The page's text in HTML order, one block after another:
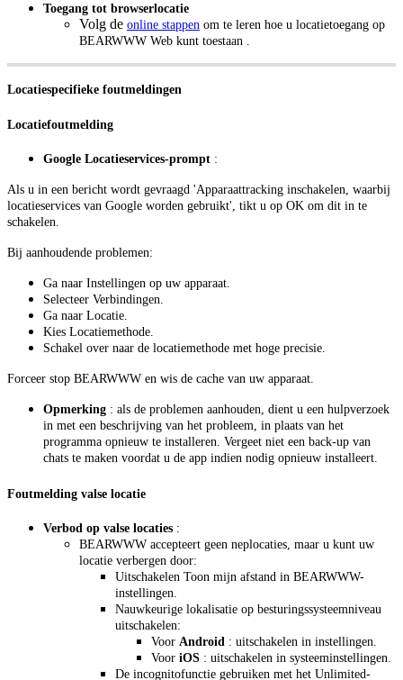
Toegang tot browserlocatie
Volg de online stappen om te leren hoe u locatietoegang op
BEARWWW Web kunt toestaan
Locatiespecifieke foutmeldingen
Locatiefoutmelding
Google Locatieservices-prompt :
Als u in een bericht wordt gevraagd 'Apparaattracking inschakelen, waarbij
locatieservices van Google worden gebruikt', tikt u op OK om dit in te
schakelen.
Bij aanhoudende problemen:
Ga naar Instellingen op uw apparaat.
Selecteer Verbindingen.
Ga naar Locatie.
Kies Locatiemethode.
Schakel over naar de locatiemethode met hoge precisie.
Forceer stop BEARWWW en wis de cache van uw apparaat.
Opmerking : als de problemen aanhouden, dient u een hulpverzoek
in met een beschrijving van het probleem, in plaats van het
programma opnieuw te installeren. Vergeet niet een back-up van
chats te maken voordat u de app indien nodig opnieuw installeert.
Foutmelding valse locatie
Verbod op valse locaties :
BEARWWW accepteert geen neplocaties, maar u kunt uw
locatie verbergen door:
Uitschakelen Toon mijn afstand in BEARWWW-
instellingen.
Nauwkeurige lokalisatie op besturingssysteemniveau
uitschakelen:
Voor Android : uitschakelen in instellingen.
Voor iOS : uitschakelen in systeeminstellingen.
De incognitofunctie gebruiken met het Unlimited-